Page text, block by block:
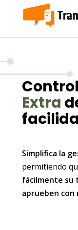
Extra
Simplifica la
permitiendo
fácilmente su
aprueben con